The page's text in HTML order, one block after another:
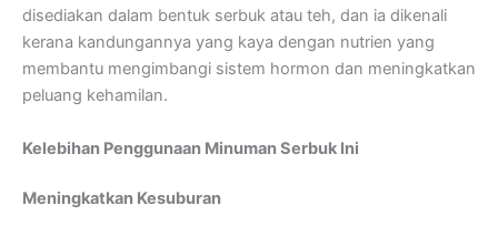
disediakan dalam bentuk serbuk atau teh, dan ia dikenali
kerana kandungannya yang kaya dengan nutrien yang
membantu mengimbangi sistem hormon dan meningkatkan
peluang kehamilan.
Kelebihan Penggunaan Minuman Serbuk Ini
Meningkatkan Kesuburan